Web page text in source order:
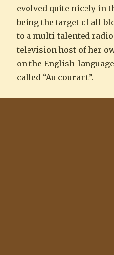
evolved quite nicely in
being the target of all
to a multi-talented radio
television host of her
on the English-
called “Au courant”.